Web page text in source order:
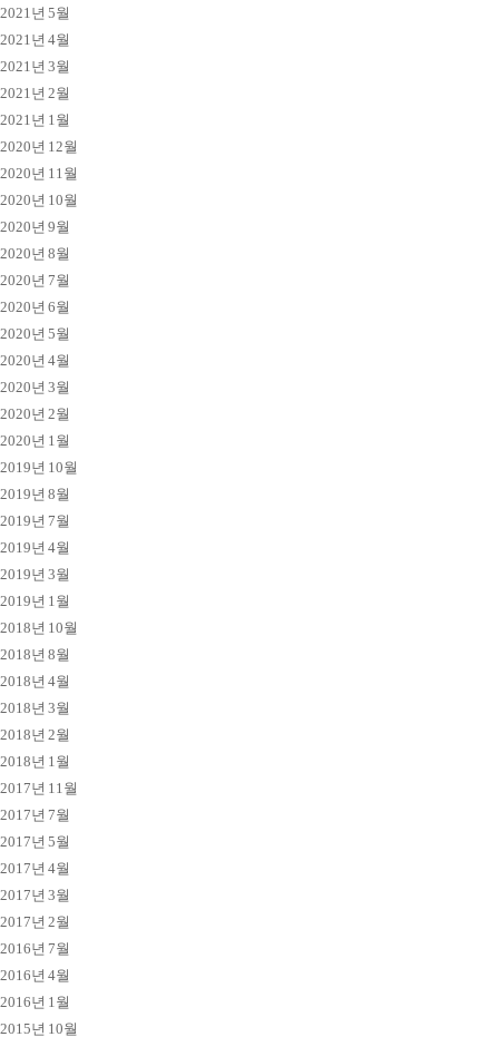
2021년 5월
2021년 4월
2021년 3월
2021년 2월
2021년 1월
2020년 12월
2020년 11월
2020년 10월
2020년 9월
2020년 8월
2020년 7월
2020년 6월
2020년 5월
2020년 4월
2020년 3월
2020년 2월
2020년 1월
2019년 10월
2019년 8월
2019년 7월
2019년 4월
2019년 3월
2019년 1월
2018년 10월
2018년 8월
2018년 4월
2018년 3월
2018년 2월
2018년 1월
2017년 11월
2017년 7월
2017년 5월
2017년 4월
2017년 3월
2017년 2월
2016년 7월
2016년 4월
2016년 1월
2015년 10월